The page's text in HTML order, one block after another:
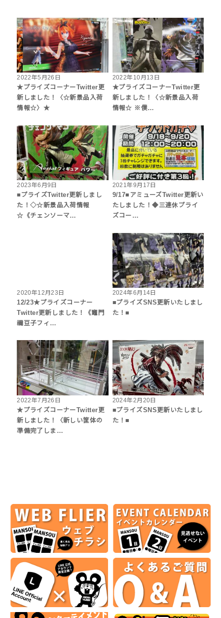
2022年5月26日
★プライズコーナーTwitter更
新しました！〈☆新景品入荷
情報☆〉★
2022年10月13日
★プライズコーナーTwitter更
新しました！〈☆新景品入荷
情報☆ ※僕…
2023年6月9日
■プライズTwitter更新しまし
た！◇☆新景品入荷情報
☆《チェンソーマ…
2021年9月17日
9/17■アミューズTwitter更新い
たしました！◆三連休プライ
ズコー…
2020年12月23日
12/23★プライズコーナー
Twitter更新しました！《竈門
禰豆子フィ…
2024年6月14日
■プライズSNS更新いたしまし
た！■
2022年7月26日
★プライズコーナーTwitter更
新しました！〈新しい筐体の
準備完了しま…
2024年2月20日
■プライズSNS更新いたしまし
た！■